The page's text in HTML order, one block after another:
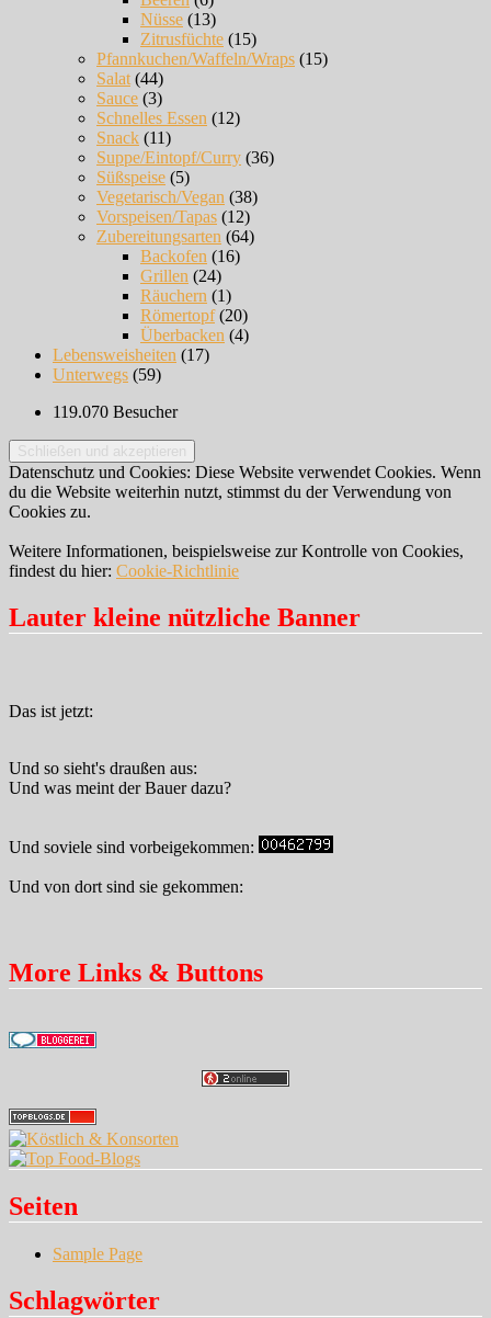
Nüsse (13)
Zitrusfüchte (15)
Pfannkuchen/Waffeln/Wraps (15)
Salat (44)
Sauce (3)
Schnelles Essen (12)
Snack (11)
Suppe/Eintopf/Curry (36)
Süßspeise (5)
Vegetarisch/Vegan (38)
Vorspeisen/Tapas (12)
Zubereitungsarten (64)
Backofen (16)
Grillen (24)
Räuchern (1)
Römertopf(20)
Überbacken (4)
Lebensweisheiten (17)
Unterwegs (59)
119.070 Besucher
Datenschutz und Cookies: Diese Website verwendet Cookies. Wenn
du die Website weiterhin nutzt, stimmst du der Verwendung von
Cookies zu.
Weitere Informationen, beispielsweise zur Kontrolle von Cookies,
findest du hier: Cookie-Richtlinie
Lauter kleine nützliche Banner
Das ist jetzt:
Und so sieht's draußen aus:
Und was meint der Bauer dazu?
Und soviele sind vorbeigekommen:
Und von dort sind sie gekommen:
More Links & Buttons
Seiten
Sample Page
Schlagwörter